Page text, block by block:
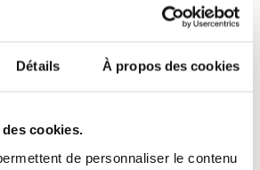
Détails À propos des cookies
cookies.
de personnaliser le contenu
détendre. Fabriqué en fer. Dimensions
50x42x86cm
table 60 x hauteur 73cm, longueur chaises
86cm
à l'intérieur et à l'extérieur. L'ensemble est
un chiffon humide.